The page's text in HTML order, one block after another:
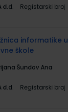
d.d.
Registarski broj
informatike u
škole
Šundov Ana
d.d.
Registarski broj